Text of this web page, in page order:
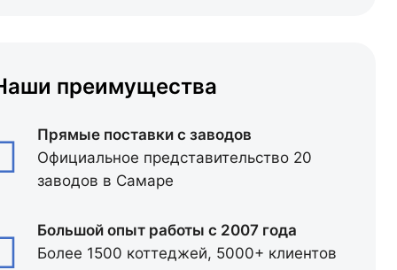
преимущества
Прямые поставки с заводов
Официальное представительство 20
заводов в Самаре
Большой опыт работы с 2007 года
Более 1500 коттеджей, 5000+ клиентов